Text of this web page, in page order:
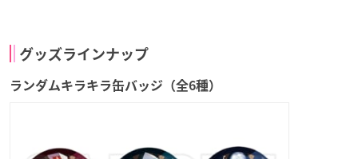
グッズラインナップ
ランダムキラキラ缶バッジ（全6種）